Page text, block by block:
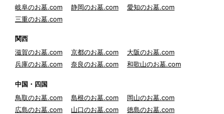
岐阜のお墓.com
静岡のお墓.com
愛知のお墓.com
三重のお墓.com
関西
滋賀のお墓.com
京都のお墓.com
大阪のお墓.com
兵庫のお墓.com
奈良のお墓.com 和歌山のお墓.com
中国・四国
鳥取のお墓.com
島根のお墓.com
岡山のお墓.com
広島のお墓.com
山口のお墓.com
徳島のお墓.com